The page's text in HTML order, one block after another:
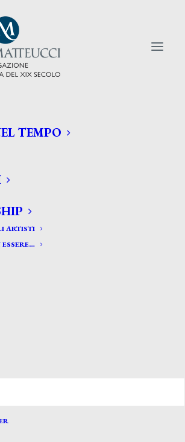
TEMPO
ARTISTI
GLI ARTISTI:
una famiglia di artisti ticinesi, fu
nella resa degli sfondi